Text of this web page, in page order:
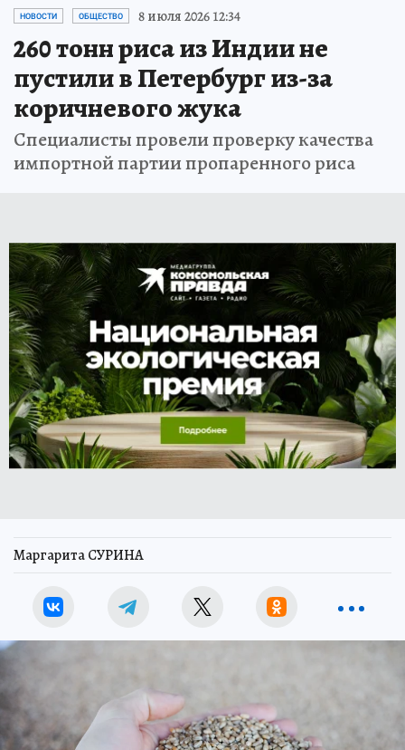
НОВОСТИ ОБЩЕСТВО 8 июля 2026 12:34
260 тонн риса из Индии не
пустили в Петербург из-за
коричневого жука
Специалисты провели проверку качества
импортной партии пропаренного риса
Маргарита СУРИНА